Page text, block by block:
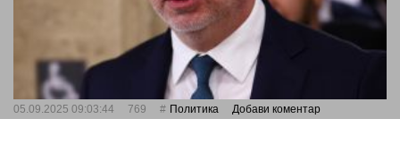
05.09.2025 09:03:44 769 Политика Добави коментар